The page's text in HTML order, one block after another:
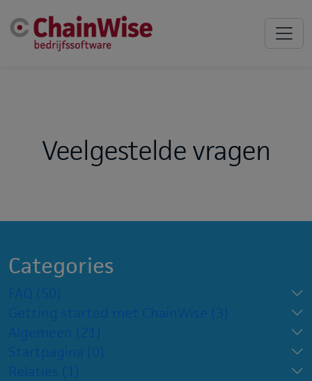
Veelgestelde vragen
Categories
FAQ (50)
Getting started met ChainWise (3)
Algemeen (21)
Startpagina (0)
Relaties (1)